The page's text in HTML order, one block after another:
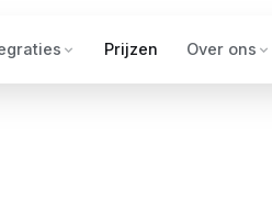
Prijzen Over ons